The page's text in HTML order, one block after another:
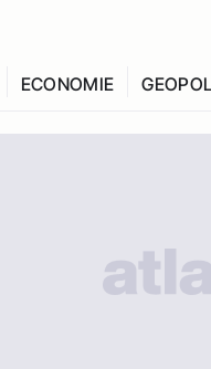
ECONOMIE